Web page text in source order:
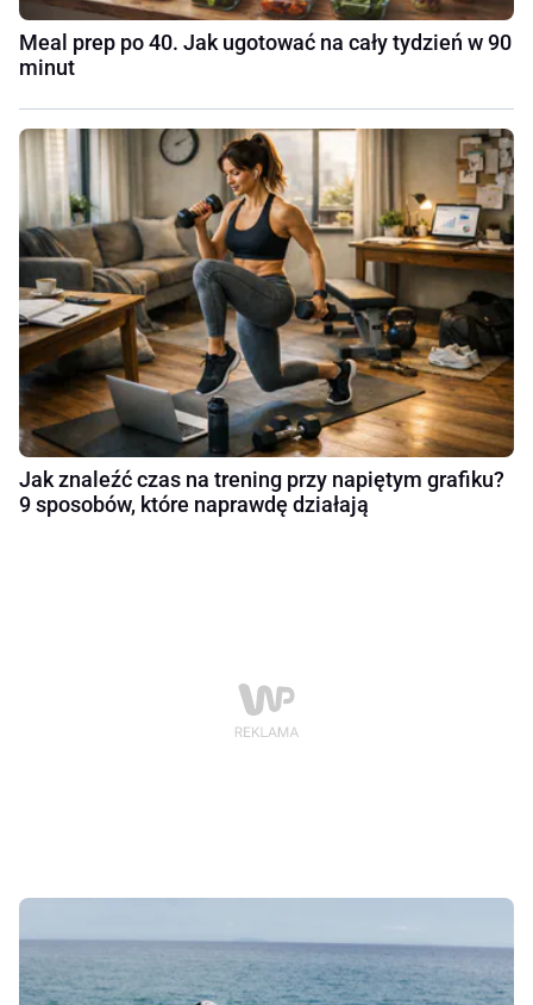
Meal prep po 40. Jak ugotować na cały tydzień w 90
minut
Jak znaleźć czas na trening przy napiętym grafiku?
9 sposobów, które naprawdę działają